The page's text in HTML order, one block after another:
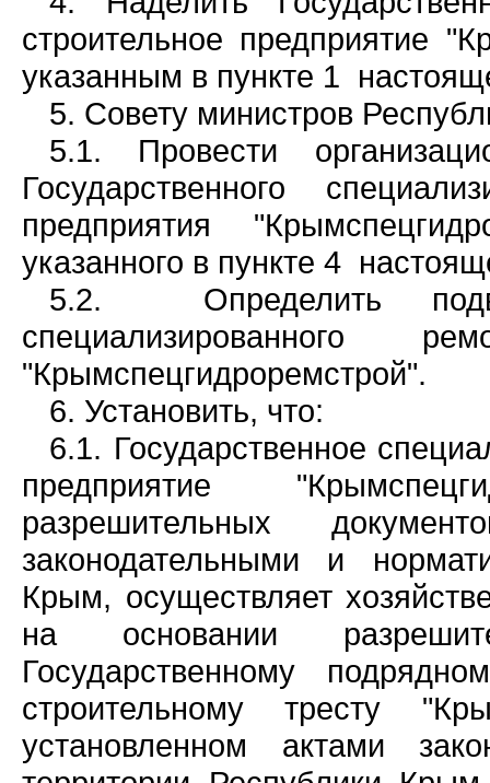
строительное предприятие
указанным в пункте 1
5. Совету министров
5.1. Провести
Государственного
предприятия
указанного в пункте 4
5.2. Определить
специализированного
"Крымспецгидроремстрой".
6. Установить, что:
6.1. Государственное
предприятие
разрешительных
законодательными и
Крым, осуществляет
на основании
Государственному
строительному тресту
установленном актами